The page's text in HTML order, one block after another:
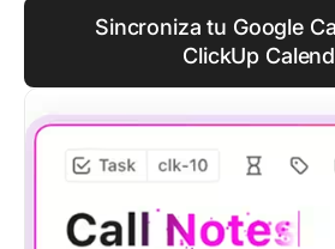
Sincroniza tu Google
ClickUp